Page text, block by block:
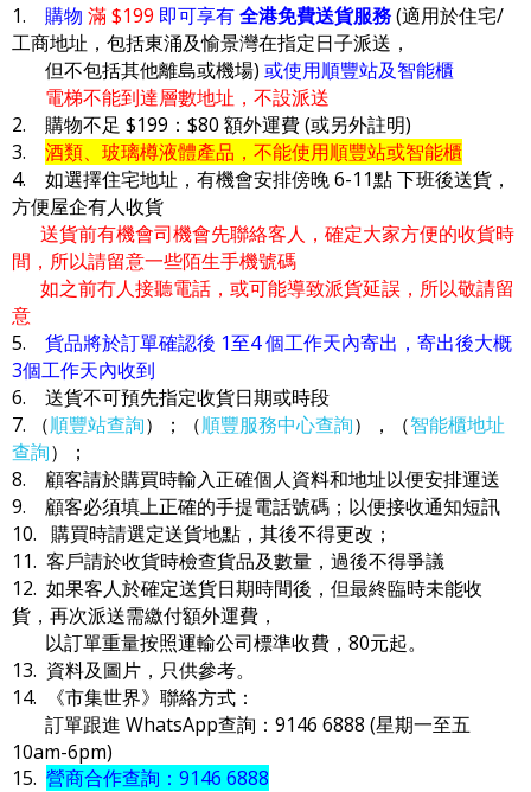
1. 購物 滿 $199 即可享有全港免費送貨服務(適用於住宅/
工商地址，包括東涌及愉景灣在指定日子派送，
但不包括其他離島或機場) 或使用順豐站及智能櫃
電梯不能到達層數地址，不設派送
2. 購物不足 $199：$80 額外運費 (或另外註明)
3. 酒類、玻璃樽液體產品，不能使用順豐站或智能櫃
4. 如選擇住宅地址，有機會安排傍晚 6-11點 下班後送貨，
方便屋企有人收貨
送貨前有機會司機會先聯絡客人，確定大家方便的收貨時
間，所以請留意一些陌生手機號碼
如之前冇人接聽電話，或可能導致派貨延誤，所以敬請留
意
5. 貨品將於訂單確認後 1至4 個工作天內寄出，寄出後大概
3個工作天內收到
6. 送貨不可預先指定收貨日期或時段
7. （順豐站查詢）；（順豐服務中心查詢），（智能櫃地址
查詢）；
8. 顧客請於購買時輸入正確個人資料和地址以便安排運送
9. 顧客必須填上正確的手提電話號碼；以便接收通知短訊
10. 購買時請選定送貨地點，其後不得更改；
11. 客戶請於收貨時檢查貨品及數量，過後不得爭議
12. 如果客人於確定送貨日期時間後，但最終臨時未能收
貨，再次派送需繳付額外運費，
以訂單重量按照運輸公司標準收費，80元起。
13. 資料及圖片，只供參考。
14. 《市集世界》聯絡方式：
訂單跟進 WhatsApp查詢：9146 6888 (星期一至五
10am-6pm)
15. 營商合作查詢：9146 6888